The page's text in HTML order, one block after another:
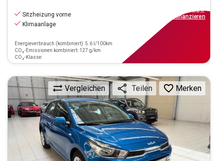
Sitzheizung vorne
Klimaanlage
Energieverbrauch (kombiniert): 5.6 l/100km
CO₂-Emissionen kombiniert: 127 g/km
CO₂-Klasse:
inkl.MwSt.
finanzieren
Vergleichen Teilen Merken